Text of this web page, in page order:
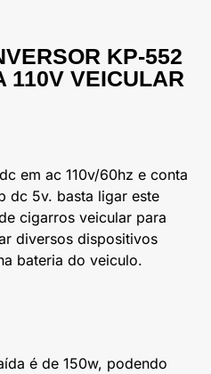
KP-552
110V VEICULAR
em ac 110v/60hz e conta
dc 5v. basta ligar este
cigarros veicular para
diversos dispositivos
bateria do veiculo.
é de 150w, podendo